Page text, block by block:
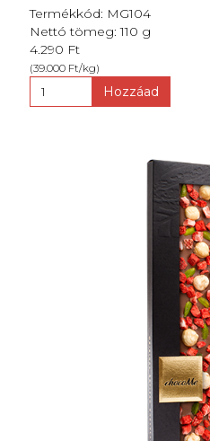
Termékkód: MG104
Nettó tömeg: 110 g
4.290 Ft
(39.000 Ft/kg)
Hozzáad